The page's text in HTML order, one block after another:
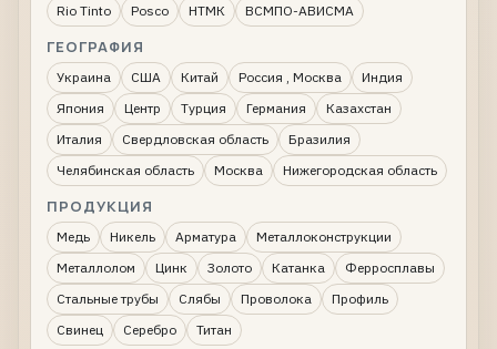
Rio Tinto
Posco НТМК ВСМПО-АВИСМА
ГЕОГРАФИЯ
Украина США Китай Россия , Москва
Индия
Япония
Центр Турция Германия
Казахстан
Италия
Свердловская область
Бразилия
Челябинская область
Москва Нижегородская область
ПРОДУКЦИЯ
Медь Никель Арматура
Металлоконструкции
Металлолом
Цинк Золото Катанка
Ферросплавы
Стальные трубы
Слябы Проволока
Профиль
Свинец
Серебро Титан